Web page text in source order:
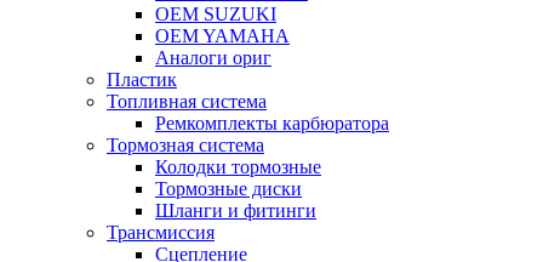
OEM SUZUKI
OEM YAMAHA
Аналоги ориг
Пластик
Топливная система
Ремкомплекты карбюратора
Тормозная система
Колодки тормозные
Тормозные диски
Шланги и фитинги
Трансмиссия
Cцепление